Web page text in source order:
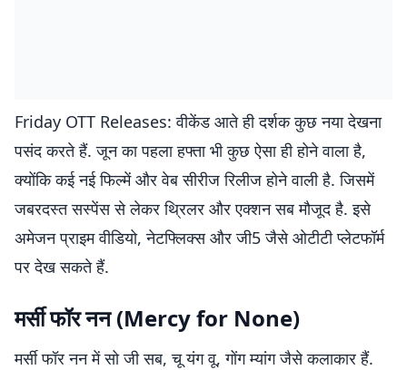
Friday OTT Releases: वीकेंड आते ही दर्शक कुछ नया देखना
पसंद करते हैं. जून का पहला हफ्ता भी कुछ ऐसा ही होने वाला है,
क्योंकि कई नई फिल्में और वेब सीरीज रिलीज होने वाली है. जिसमें
जबरदस्त सस्पेंस से लेकर थ्रिलर और एक्शन सब मौजूद है. इसे
अमेजन प्राइम वीडियो, नेटफ्लिक्स और जी5 जैसे ओटीटी प्लेटफॉर्म
पर देख सकते हैं.
मर्सी फॉर नन (Mercy for None)
मर्सी फॉर नन में सो जी सब, चू यंग वू, गोंग म्यांग जैसे कलाकार हैं.